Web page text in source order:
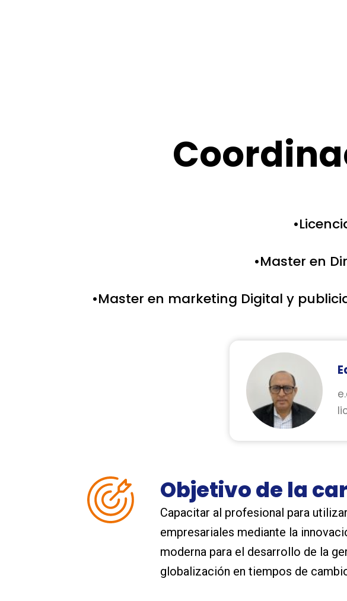
•Master en
•Master en marketing Digital y
Objetivo de la
Capacitar al profesional para
empresariales mediante la
moderna para el desarrollo de la
globalización en tiempos de